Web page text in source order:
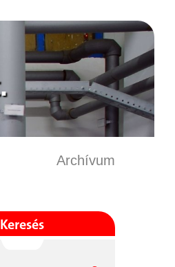
Archívum
Keresés